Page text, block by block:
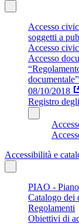
Accesso
soggetti a
Accesso
Accesso
08/10/2018
Registro
Accessibilità e
PIAO -
Catalogo dei
Regolamenti
Obiettivi di